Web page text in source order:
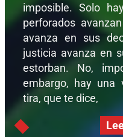
imposible. Solo
perforados
avanza en sus
justicia avanza en
estorban. No,
embargo, hay una
tira, que te dice,